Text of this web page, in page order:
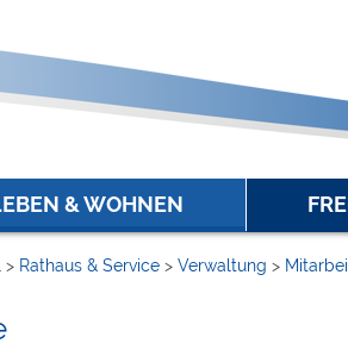
& WOHNEN
> Rathaus & Service > Verwaltung >